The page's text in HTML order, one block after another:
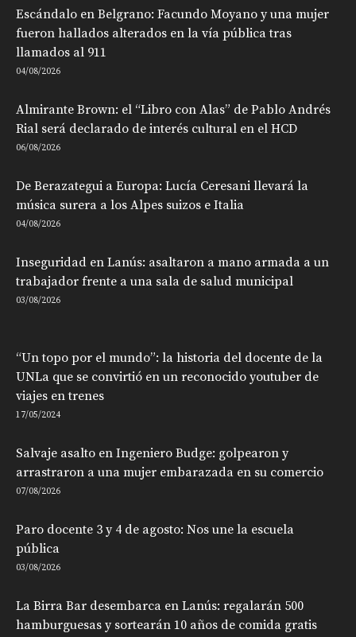
Escándalo en Belgrano: Facundo Moyano y una mujer
fueron hallados alterados en la vía pública tras
llamados al 911
04/08/2026
Almirante Brown: el “Libro con Alas” de Pablo Andrés
Rial será declarado de interés cultural en el HCD
06/08/2026
De Berazategui a Europa: Lucía Ceresani llevará la
música surera a los Alpes suizos e Italia
04/08/2026
Inseguridad en Lanús: asaltaron a mano armada a un
trabajador frente a una sala de salud municipal
03/08/2026
“Un topo por el mundo”: la historia del docente de la
UNLa que se convirtió en un reconocido youtuber de
viajes en trenes
17/05/2024
Salvaje asalto en Ingeniero Budge: golpearon y
arrastraron a una mujer embarazada en su comercio
07/08/2026
Paro docente 3 y 4 de agosto: Nos une la escuela
pública
03/08/2026
La Birra Bar desembarca en Lanús: regalarán 500
hamburguesas y sortearán 10 años de comida gratis